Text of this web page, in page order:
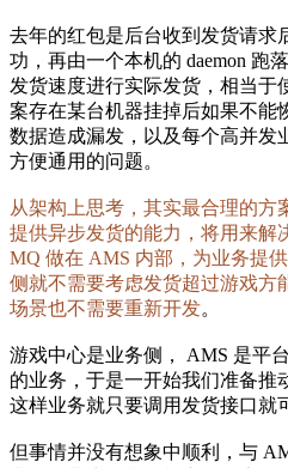
去年的红包是后台收到发货请求
功，再由一个本机的 daemon 跑
发货速度进行实际发货，相当于
案存在某台机器挂掉后如果不能
数据造成漏发，以及每个高并发
方便通用的问题。
从架构上思考，其实最合理的方
提供异步发货的能力，将用来解
MQ 做在 AMS 内部，为业务提
侧就不需要考虑发货超过游戏方
场景也不需要重新开发。
游戏中心是业务侧， AMS 是平
的业务，于是一开始我们准备推
这样业务就只要调用发货接口就
但事情并没有想象中顺利，与